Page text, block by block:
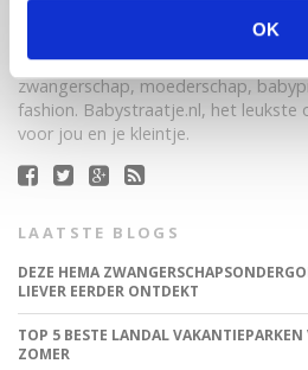
OK
jonge moeders. Een online
inspirerende blogs en handige
zwangerschap, moederschap,
fashion. Babystraatje.nl, het leukste
voor jou en je kleintje.
LAATSTE BLOGS
DEZE HEMA
LIEVER EERDER ONTDEKT
TOP 5 BESTE LANDAL
ZOMER